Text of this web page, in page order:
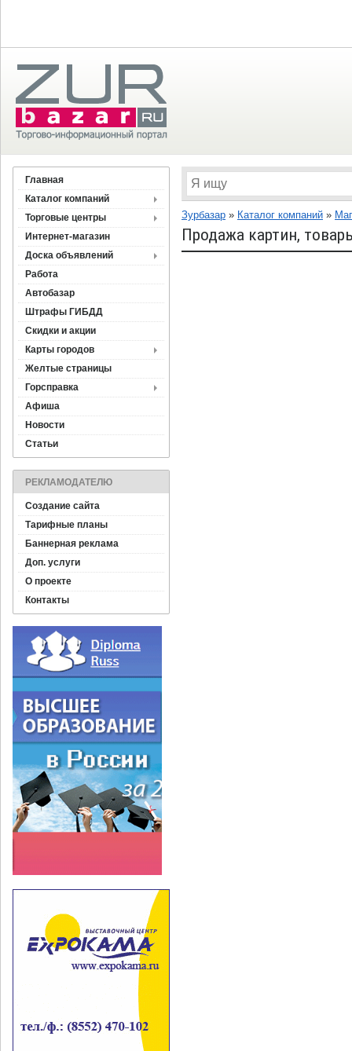
Главная
Каталог компаний
Торговые центры
Интернет-магазин
Доска объявлений
Работа
Автобазар
Штрафы ГИБДД
Скидки и акции
Карты городов
Желтые страницы
Горсправка
Афиша
Новости
Статьи
РЕКЛАМОДАТЕЛЮ
Создание сайта
Тарифные планы
Баннерная реклама
Доп. услуги
О проекте
Контакты
Зурбазар » Каталог компаний »
Продажа картин,